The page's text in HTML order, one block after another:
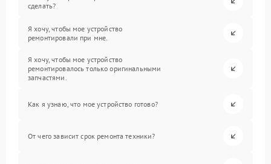
сделать?
Я хочу, чтобы мое устройство
ремонтировали при мне.
Я хочу, чтобы мое устройство
ремонтировалось только оригинальными
запчастями.
Как я узнаю, что мое устройство готово?
От чего зависит срок ремонта техники?